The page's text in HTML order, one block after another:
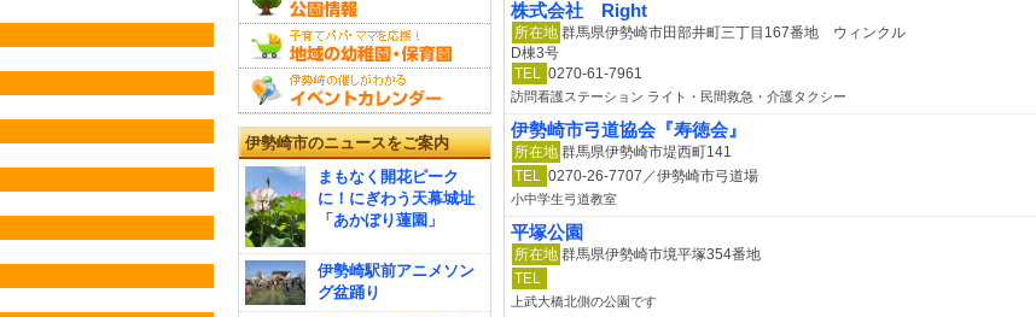
株式会社 Right
所在地 群馬県伊勢崎市田部井町三丁目167番地 ウィンクル
D棟3号
TEL 0270-61-7961
訪問看護ステーション ライト・民間救急・介護タクシー
伊勢崎市弓道協会『寿徳会』
所在地 群馬県伊勢崎市堤西町141
TEL 0270-26-7707／伊勢崎市弓道場
小中学生弓道教室
平塚公園
所在地 群馬県伊勢崎市境平塚354番地
TEL
上武大橋北側の公園です
伊勢崎市のニュースをご案内
まもなく開花ピーク
に！にぎわう天幕城址
「あかぼり蓮園」
伊勢崎駅前アニメソン
グ盆踊り